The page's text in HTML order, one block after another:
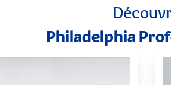
Philadelphia